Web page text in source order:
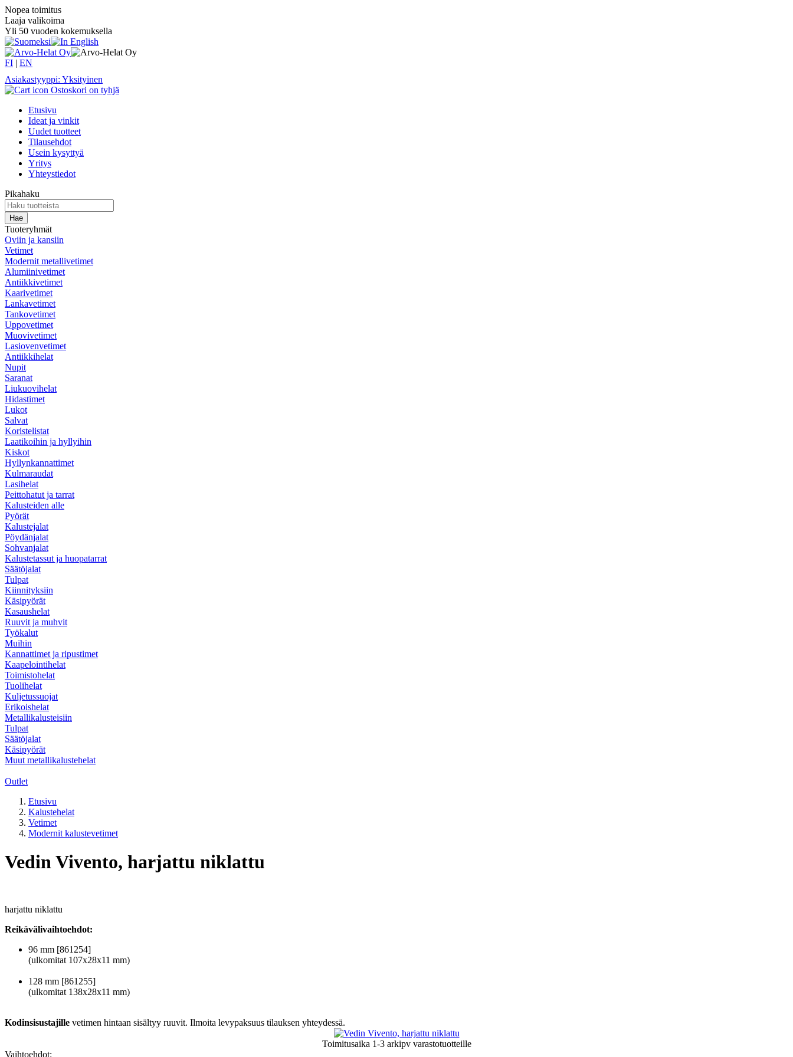
Nopea toimitus
Laaja valikoima
Yli 50 vuoden kokemuksella
FI | EN
Asiakastyyppi: Yksityinen
Ostoskori on tyhjä
Etusivu
Ideat ja vinkit
Uudet tuotteet
Tilausehdot
Usein kysyttyä
Yritys
Yhteystiedot
Pikahaku
Tuoteryhmät
Oviin ja kansiin
Vetimet
Modernit metallivetimet
Alumiinivetimet
Antiikkivetimet
Kaarivetimet
Lankavetimet
Tankovetimet
Uppovetimet
Muovivetimet
Lasiovenvetimet
Antiikkihelat
Nupit
Saranat
Liukuovihelat
Hidastimet
Lukot
Salvat
Koristelistat
Laatikoihin ja hyllyihin
Kiskot
Hyllynkannattimet
Kulmaraudat
Lasihelat
Peittohatut ja tarrat
Kalusteiden alle
Pyörät
Kalustejalat
Pöydänjalat
Sohvanjalat
Kalustetassut ja huopatarrat
Säätöjalat
Tulpat
Kiinnityksiin
Käsipyörät
Kasaushelat
Ruuvit ja muhvit
Työkalut
Muihin
Kannattimet ja ripustimet
Kaapelointihelat
Toimistohelat
Tuolihelat
Kuljetussuojat
Erikoishelat
Metallikalusteisiin
Tulpat
Säätöjalat
Käsipyörät
Muut metallikalustehelat
Outlet
Etusivu
Kalustehelat
Vetimet
Modernit kalustevetimet
Vedin Vivento, harjattu niklattu
harjattu niklattu
Reikävälivaihtoehdot:
96 mm [861254]
(ulkomitat 107x28x11 mm)
128 mm [861255]
(ulkomitat 138x28x11 mm)
Kodinsisustajille vetimen hintaan sisältyy ruuvit. Ilmoita levypaksuus tilauksen yhteydessä.
Toimitusaika 1-3 arkipvvarastotuotteille
Vaihtoehdot: